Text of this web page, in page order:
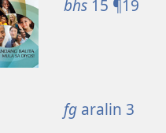
bhs 15 ¶19
fg aralin 3